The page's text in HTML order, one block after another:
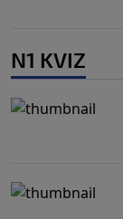
N1 KVIZ